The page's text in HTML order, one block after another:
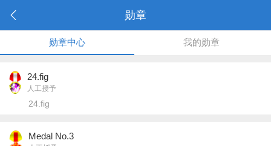
勋章
勋章中心 我的勋章
24.fig
人工授予
24.fig
Medal No.3